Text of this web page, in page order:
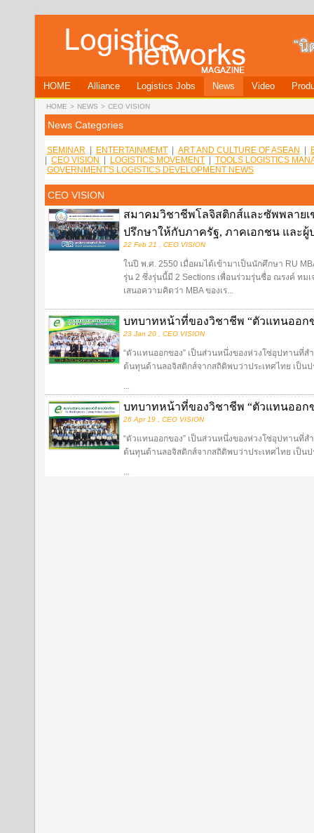
HOME Alliance Logistics Jobs News Video
HOME > NEWS > CEO VISION
News Categories
SEMINAR ENTERTAINMEMT ART AND CULTURE OF ASEAN
CEO VISION LOGISTICS MOVEMENT
TOOLS LOGISTICS
GOVERNMENT'S LOGISTICS DEVELOPMENT NEWS
CEO VISION
สมาคมวิชาชีพโลจิสติกส์และซัพพลาย
ปรึกษาให้กับภาครัฐ, ภาคเอกชน และผู้
22 Feb 21 , CEO VISION
ในปี พ.ศ. 2550 เมื่อผมได้เข้ามาเป็นนักศึกษา RU
รุ่น 2 ซึ่งรุ่นนี้มี 2 Sections เพื่อนร่วมรุ่นชื่อ ณรงค์ ท
เสนอความคิดว่า MBA ของเร...
บทบาทหน้าที่ของวิชาชีพ “ตัวแทนออก
23 Jan 20 , CEO VISION
“ตัวแทนออกของ” เป็นส่วนหนึ่งของห่วงโซ่อุปทานที่ส
ต้นทุนด้านลอจิสติกส์จากสถิติพบว่าประเทศไทย เป็น
...
บทบาทหน้าที่ของวิชาชีพ “ตัวแทนออก
26 Apr 19 , CEO VISION
“ตัวแทนออกของ” เป็นส่วนหนึ่งของห่วงโซ่อุปทานที่ส
ต้นทุนด้านลอจิสติกส์จากสถิติพบว่าประเทศไทย เป็น
...